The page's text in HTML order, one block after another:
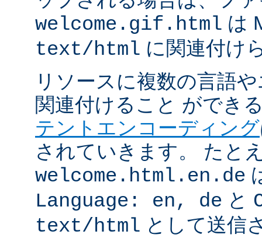
welcome.gif.html は
text/html に関連付け
リソースに複数の言語
関連付けること ができ
テントエンコーディング
されていきます。 たと
welcome.html.en.de
Language: en, de と
text/html として送信